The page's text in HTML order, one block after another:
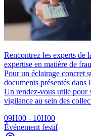
Rencontrez les experts de
expertise en matière de
Pour un éclairage concret
documents présentés dans
Un rendez-vous utile pour
vigilance au sein des
09H00 - 10H00
Événement festif